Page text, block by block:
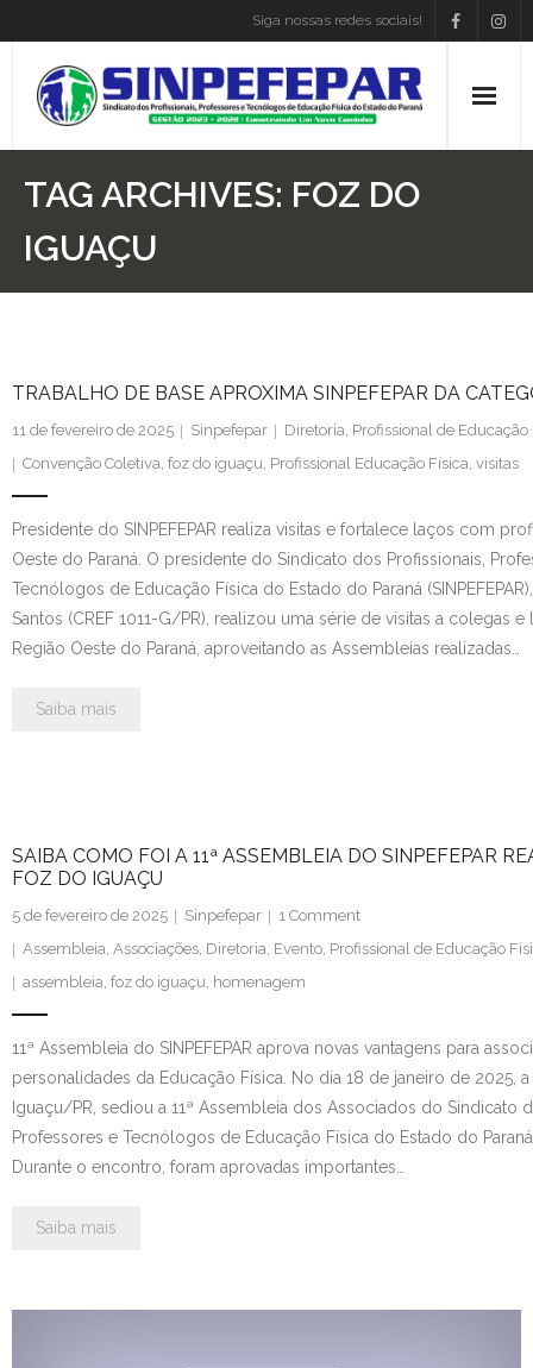
Siga nossas redes sociais!
Home
Institucional
Atos Presidência
Associe-se
Empregos
Blog
Contato
TAG ARCHIVES: FOZ DO
IGUAÇU
TRABALHO DE BASE APROXIMA SINPEFEPAR DA
11 de fevereiro de 2025 Sinpefepar Diretoria, Profissional de Educação
Convenção Coletiva, foz do iguaçu, Profissional Educação Física, visitas
Presidente do SINPEFEPAR realiza visitas e fortalece laços com
Oeste do Paraná. O presidente do Sindicato dos Profissionais,
Tecnólogos de Educação Física do Estado do Paraná
Santos (CREF 1011-G/PR), realizou uma série de visitas a colegas e
Região Oeste do Paraná, aproveitando as Assembleias realizadas…
Saiba mais
SAIBA COMO FOI A 11ª ASSEMBLEIA DO SINPEFEPAR
FOZ DO IGUAÇU
5 de fevereiro de 2025 Sinpefepar 1 Comment
Assembleia, Associações, Diretoria, Evento, Profissional de Educação
assembleia, foz do iguaçu, homenagem
11ª Assembleia do SINPEFEPAR aprova novas vantagens para
personalidades da Educação Física. No dia 18 de janeiro de 2025,
Iguaçu/PR, sediou a 11ª Assembleia dos Associados do Sindicato
Professores e Tecnólogos de Educação Física do Estado do Paraná
Durante o encontro, foram aprovadas importantes…
Saiba mais